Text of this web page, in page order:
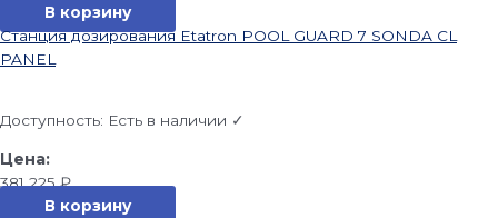
В корзину
Станция дозирования Etatron POOL GUARD 7 SONDA CL
PANEL
Доступность: Есть в наличии ✓
381 225₽
В корзину